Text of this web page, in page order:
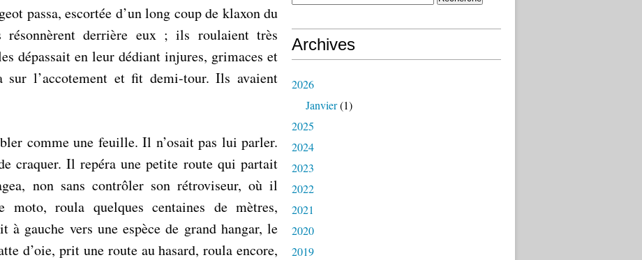
passa, escortée d’un long coup de klaxon du
résonnèrent derrière eux ; ils roulaient très
dépassait en leur dédiant injures, grimaces et
sur l’accotement et fit demi-tour. Ils avaient
comme une feuille. Il n’osait pas lui parler.
craquer. Il repéra une petite route qui partait
non sans contrôler son rétroviseur, où il
moto, roula quelques centaines de mètres,
gauche vers une espèce de grand hangar, le
d’oie, prit une route au hasard, roula encore,
Archives
2026
Janvier(1)
2025
2024
2023
2022
2021
2020
2019